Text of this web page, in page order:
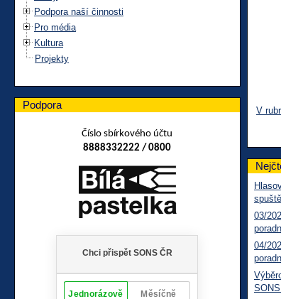
Podpora naší činnosti
Pro média
Kultura
Projekty
V
Podpora
Číslo sbírkového účtu
8888332222 / 0800
03/
04/